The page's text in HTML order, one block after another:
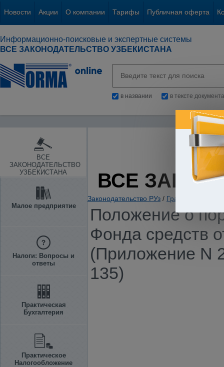
Новости Акции О компании Тарифы Публичная оферта
Информационно-поисковые и экспертные системы
ВСЕ ЗАКОНОДАТЕЛЬСТВО УЗБЕКИСТАНА
в названии в тексте документа
ВСЕ
ЗАКОНОДАТЕЛЬСТВО
УЗБЕКИСТАНА
Малое предприятие
Налоги: Вопросы и
ответы
Практическая
Бухгалтерия
Практическое
Налогообложение
ВСЕ
Законодательство РУз / Гражданское и
Положение о
Фонда средств
(Приложение N
135)